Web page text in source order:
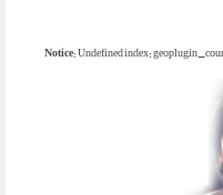
Notice: Undefined index: